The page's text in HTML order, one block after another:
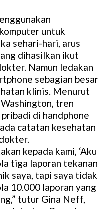
untuk
sehari-hari, arus
dihasilkan ikut
Namun ledakan
sebagian besar
klinis. Menurut
tren
di handphone
catatan kesehatan
kepada kami, ‘Aku
tiga laporan tekanan
saya, tapi saya tidak
10.000 laporan yang
tutur Gina Neff,